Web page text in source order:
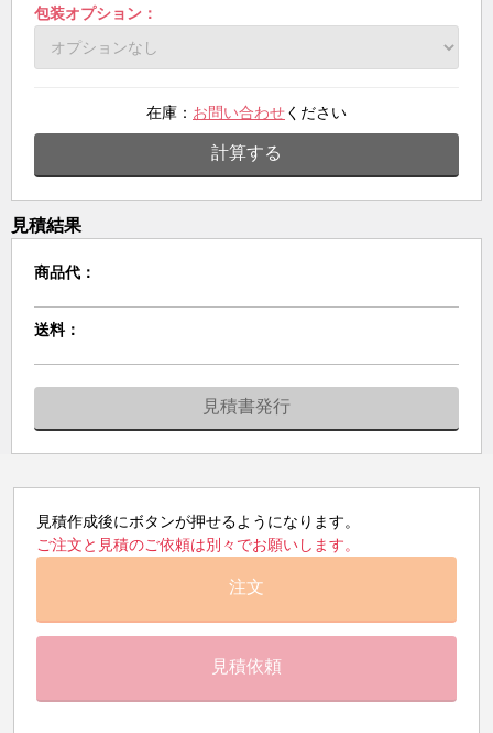
包装オプション：
在庫： お問い合わせください
計算する
見積結果
商品代：
送料：
見積書発行
見積作成後にボタンが押せるようになります。
ご注文と見積のご依頼は別々でお願いします。
注文
見積依頼